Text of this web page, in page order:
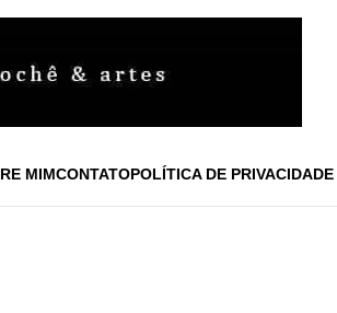
MIMCONTATOPOLÍTICA DE PRIVACIDADE